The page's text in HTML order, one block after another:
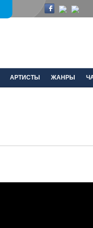
АРТИСТЫ ЖАНРЫ